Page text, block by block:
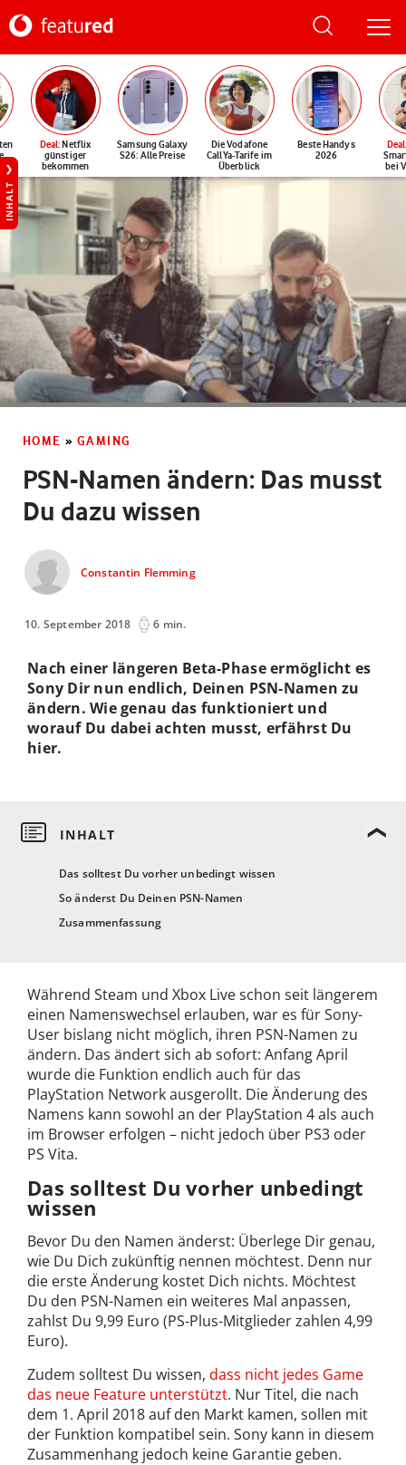
Deal: Netflix
günstiger
bekommen
Samsung Galaxy
S26: Alle Preise
Die Vodafone
CallYa-Tarife im
Überblick
Beste Handys
2026
Deal
bei
INHALT
HOME » GAMING
PSN-Namen ändern: Das musst
Du dazu wissen
Constantin Flemming
10. September 2018 6 min.
Das solltest Du vorher unbedingt wissen
So änderst Du Deinen PSN-Namen
Zusammenfassung
Nach einer längeren Beta-Phase ermöglicht es
Sony Dir nun endlich, Deinen PSN-Namen zu
ändern. Wie genau das funktioniert und
worauf Du dabei achten musst, erfährst Du
hier.
Während Steam und Xbox Live schon seit längerem
einen Namenswechsel erlauben, war es für Sony-
User bislang nicht möglich, ihren PSN-Namen zu
ändern. Das ändert sich ab sofort: Anfang April
wurde die Funktion endlich auch für das
PlayStation Network ausgerollt. Die Änderung des
Namens kann sowohl an der PlayStation 4 als auch
im Browser erfolgen – nicht jedoch über PS3 oder
PS Vita.
Das solltest Du vorher unbedingt
wissen
Bevor Du den Namen änderst: Überlege Dir genau,
wie Du Dich zukünftig nennen möchtest. Denn nur
die erste Änderung kostet Dich nichts. Möchtest
Du den PSN-Namen ein weiteres Mal anpassen,
zahlst Du 9,99 Euro (PS-Plus-Mitglieder zahlen 4,99
Euro).
Zudem solltest Du wissen, dass nicht jedes Game
das neue Feature unterstützt. Nur Titel, die nach
dem 1. April 2018 auf den Markt kamen, sollen mit
der Funktion kompatibel sein. Sony kann in diesem
Zusammenhang jedoch keine Garantie geben.